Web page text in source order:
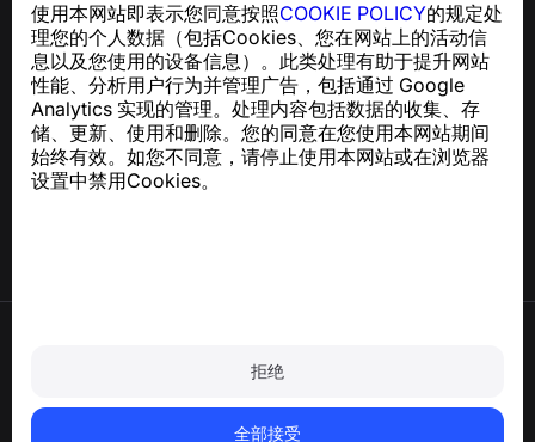
使用本网站即表示您同意按照COOKIE POLICY的规定处
理您的个人数据（包括Cookies、您在网站上的活动信
息以及您使用的设备信息）。此类处理有助于提升网站
性能、分析用户行为并管理广告，包括通过 Google
Analytics 实现的管理。处理内容包括数据的收集、存
储、更新、使用和删除。您的同意在您使用本网站期间
始终有效。如您不同意，请停止使用本网站或在浏览器
设置中禁用Cookies。
拒绝
全部接受
和骚扰短信的侵害
关于 GDPR 合规的咨询：support@numbuster.com
帮助中心
新闻与文章
关于项目
联系方式
删除账户和个人数据